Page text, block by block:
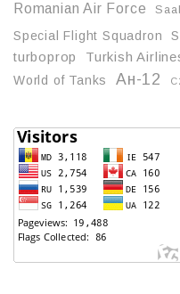
Romanian Air Force
Special Flight Squadron
turboprop Turkish
World of Tanks
Ан-12